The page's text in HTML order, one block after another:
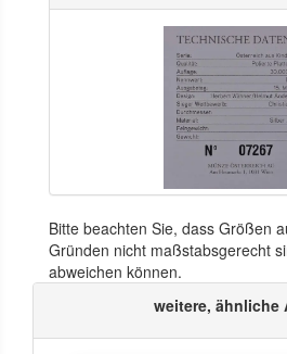
Bitte beachten Sie, dass Größen
Gründen nicht maßstabsgerecht
abweichen können.
weitere, ähnliche